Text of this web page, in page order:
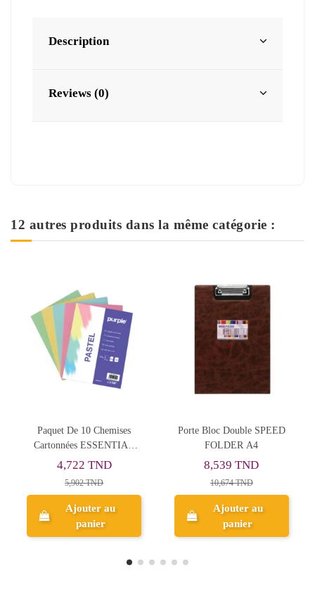
Description
Reviews (0)
12 autres produits dans la même catégorie :
Porte Bloc Double SPEED
FOLDER A4
8,539 TND
Ajouter au
Chemise Imprimable
Pastel 21.6x31.5 -
0,400 TND
Ajouter au